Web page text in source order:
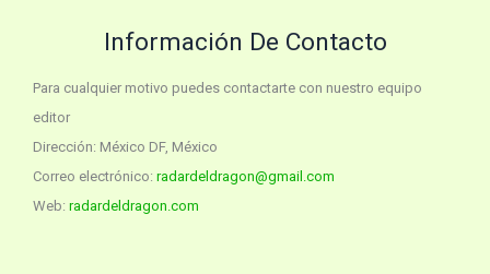
Información De Contacto
Para cualquier motivo puedes contactarte con nuestro equipo
editor
Dirección: México DF, México
Correo electrónico: radardeldragon@gmail.com
Web: radardeldragon.com